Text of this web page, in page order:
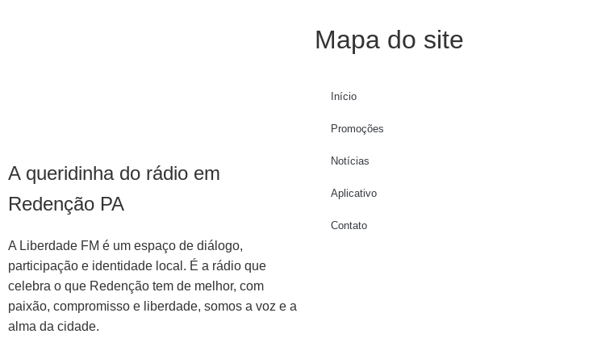
A queridinha do rádio em
Redenção PA
A Liberdade FM é um espaço de diálogo,
participação e identidade local. É a rádio que
celebra o que Redenção tem de melhor, com
paixão, compromisso e liberdade, somos a voz e a
alma da cidade.
Mapa do site
Início
Promoções
Notícias
Aplicativo
Contato